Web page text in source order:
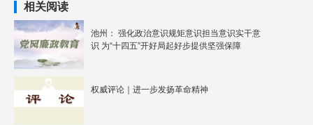
相关阅读
池州： 强化政治意识规矩意识担当意识实干意
识 为“十四五”开好局起好步提供坚强保障
权威评论｜进一步发扬革命精神